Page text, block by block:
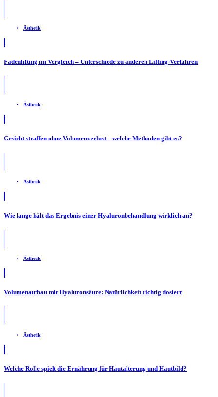
Ästhetik
Fadenlifting im Vergleich – Unterschiede zu anderen Lifting-Verfahren
Ästhetik
Gesicht straffen ohne Volumenverlust – welche Methoden gibt es?
Ästhetik
Wie lange hält das Ergebnis einer Hyaluronbehandlung wirklich an?
Ästhetik
Volumenaufbau mit Hyaluronsäure: Natürlichkeit richtig dosiert
Ästhetik
Welche Rolle spielt die Ernährung für Hautalterung und Hautbild?